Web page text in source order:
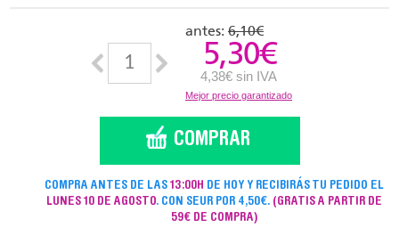
antes: 6,10€
5,30€
4,38€ sin IVA
Mejor precio garantizado
COMPRA ANTES DE LAS13:00H DE HOY Y RECIBIRÁS TU PEDIDO EL
LUNES 10 DE AGOSTO. CON SEUR POR 4,50€. (GRATIS A PARTIR DE
59€ DE COMPRA)